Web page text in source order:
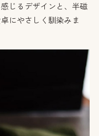
じるデザインと、半磁
にやさしく馴染みま